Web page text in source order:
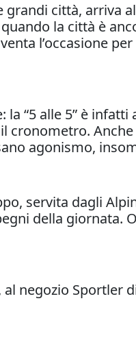
città, arriva
la città è
l’occasione
“5 alle 5” è
cronometro.
agonismo,
servita dagli
della giornata.
negozio Sportler